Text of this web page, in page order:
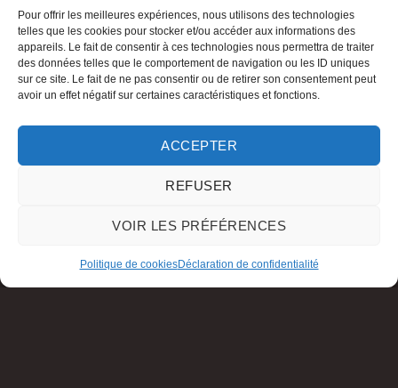
Pour offrir les meilleures expériences, nous utilisons des technologies
telles que les cookies pour stocker et/ou accéder aux informations des
appareils. Le fait de consentir à ces technologies nous permettra de traiter
des données telles que le comportement de navigation ou les ID uniques
sur ce site. Le fait de ne pas consentir ou de retirer son consentement peut
avoir un effet négatif sur certaines caractéristiques et fonctions.
ACCEPTER
REFUSER
VOIR LES PRÉFÉRENCES
Politique de cookiesDéclaration de confidentialité